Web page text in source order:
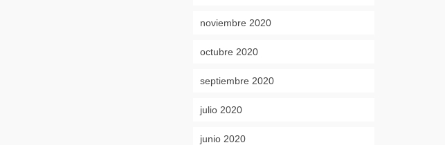
noviembre 2020
octubre 2020
septiembre 2020
julio 2020
junio 2020